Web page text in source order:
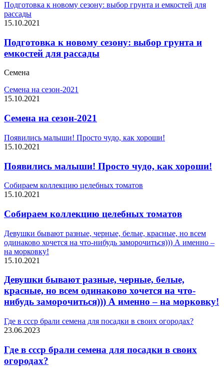
Подготовка к новому сезону: выбор грунта и емкостей для
рассады
15.10.2021
Подготовка к новому сезону: выбор грунта и
емкостей для рассады
Семена
Семена на сезон-2021
15.10.2021
Семена на сезон-2021
Появились малыши! Просто чудо, как хороши!
15.10.2021
Появились малыши! Просто чудо, как хороши!
Собираем коллекцию целебных томатов
15.10.2021
Собираем коллекцию целебных томатов
Девушки бывают разные, черные, белые, красные, но всем
одинаково хочется на что-нибудь заморочиться))) А именно –
на морковку!
15.10.2021
Девушки бывают разные, черные, белые,
красные, но всем одинаково хочется на что-
нибудь заморочиться))) А именно – на морковку!
Где в ссср брали семена для посадки в своих огородах?
23.06.2023
Где в ссср брали семена для посадки в своих
огородах?